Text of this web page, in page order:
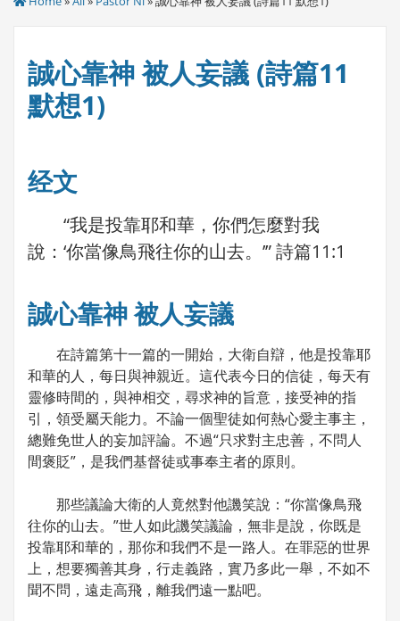
誠心靠神 被人妄議 (詩篇11
默想1)
经文
“我是投靠耶和華，你們怎麼對我
說：‘你當像鳥飛往你的山去。’” 詩篇11:1
誠心靠神 被人妄議
在詩篇第十一篇的一開始，大衛自辯，他是投靠耶
和華的人，每日與神親近。這代表今日的信徒，每天有
靈修時間的，與神相交，尋求神的旨意，接受神的指
引，領受屬天能力。不論一個聖徒如何熱心愛主事主，
總難免世人的妄加評論。不過“只求對主忠善，不問人
間褒貶”，是我們基督徒或事奉主者的原則。
那些議論大衛的人竟然對他譏笑說：“你當像鳥飛
往你的山去。”世人如此譏笑議論，無非是說，你既是
投靠耶和華的，那你和我們不是一路人。在罪惡的世界
上，想要獨善其身，行走義路，實乃多此一舉，不如不
聞不問，遠走高飛，離我們遠一點吧。